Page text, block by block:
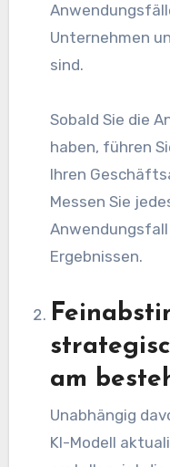
Unternehmen
sind.
Sobald Sie die
haben, führen
Ihren
Messen Sie
Ergebnissen.
am
Unabhängig davon, ob Sie ein bestehendes
KI-Modell